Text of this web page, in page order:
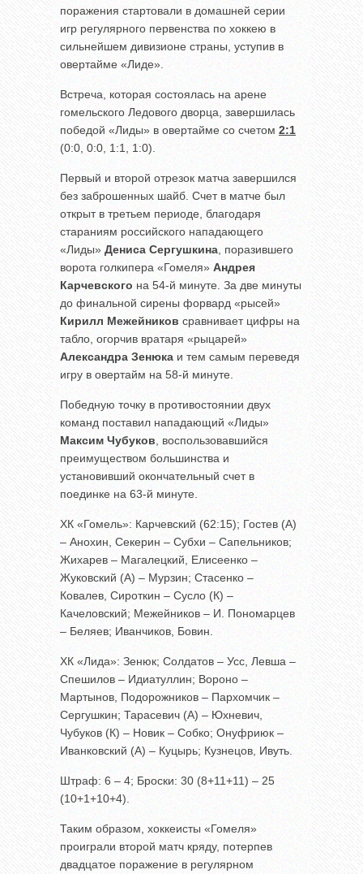
поражения стартовали в домашней серии
игр регулярного первенства по хоккею в
сильнейшем дивизионе страны, уступив в
овертайме «Лиде».
Встреча, которая состоялась на арене
гомельского Ледового дворца, завершилась
победой «Лиды» в овертайме со счетом 2:1
(0:0, 0:0, 1:1, 1:0).
Первый и второй отрезок матча завершился
без заброшенных шайб. Счет в матче был
открыт в третьем периоде, благодаря
стараниям российского нападающего
«Лиды» Дениса Сергушкина , поразившего
ворота голкипера «Гомеля» Андрея
Карчевского на 54-й минуте. За две минуты
до финальной сирены форвард «рысей»
Кирилл Межейников сравнивает цифры на
табло, огорчив вратаря «рыцарей»
Александра Зенюка и тем самым переведя
игру в овертайм на 58-й минуте.
Победную точку в противостоянии двух
команд поставил нападающий «Лиды»
Максим Чубуков , воспользовавшийся
преимуществом большинства и
установивший окончательный счет в
поединке на 63-й минуте.
ХК «Гомель»: Карчевский (62:15); Гостев (А)
– Анохин, Секерин – Субхи – Сапельников;
Жихарев – Магалецкий, Елисеенко –
Жуковский (А) – Мурзин; Стасенко –
Ковалев, Сироткин – Сусло (К) –
Качеловский; Межейников – И. Пономарцев
– Беляев; Иванчиков, Бовин.
ХК «Лида»: Зенюк; Солдатов – Усс, Левша –
Спешилов – Идиатуллин; Вороно –
Мартынов, Подорожников – Пархомчик –
Сергушкин; Тарасевич (А) – Юхневич,
Чубуков (К) – Новик – Собко; Онуфриюк –
Иванковский (А) – Куцырь; Кузнецов, Ивуть.
Штраф: 6 – 4; Броски: 30 (8+11+11) – 25
(10+1+10+4).
Таким образом, хоккеисты «Гомеля»
проиграли второй матч кряду, потерпев
двадцатое поражение в регулярном